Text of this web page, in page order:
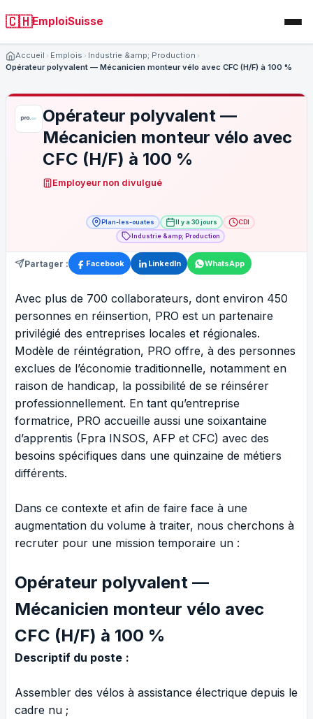
🇨🇭EmploiSuisse
Accueil Emplois
Industrie &amp; Production
Opérateur polyvalent — Mécanicien monteur vélo avec CFC (H/F) à 100 %
Opérateur polyvalent —
Mécanicien monteur vélo avec
CFC (H/F) à 100 %
Employeur non divulgué
Plan-les-ouates Il y a 30 jours
CDI
Industrie &amp; Production
Partager : Facebook LinkedIn WhatsApp
Avec plus de 700 collaborateurs, dont environ 450
personnes en réinsertion, PRO est un partenaire
privilégié des entreprises locales et régionales.
Modèle de réintégration, PRO offre, à des personnes
exclues de l’économie traditionnelle, notamment en
raison de handicap, la possibilité de se réinsérer
professionnellement. En tant qu’entreprise
formatrice, PRO accueille aussi une soixantaine
d’apprentis (Fpra INSOS, AFP et CFC) avec des
besoins spécifiques dans une quinzaine de métiers
différents.
Dans ce contexte et afin de faire face à une
augmentation du volume à traiter, nous cherchons à
recruter pour une mission temporaire un :
Opérateur polyvalent —
Mécanicien monteur vélo avec
CFC (H/F) à 100 %
Descriptif du poste :
Assembler des vélos à assistance électrique depuis le
cadre nu ;